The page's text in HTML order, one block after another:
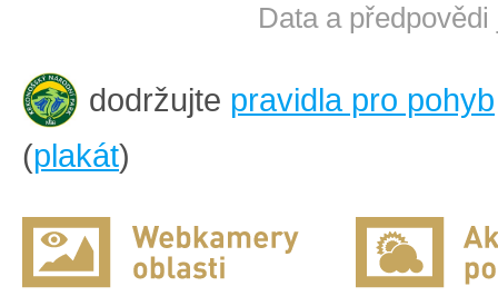
Data a
dodržujte pravidla pro pohyb
(plakát)